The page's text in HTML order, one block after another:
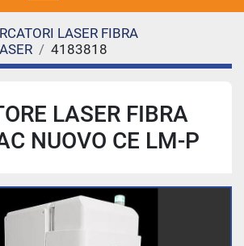
LASER FIBRA
4183818
LASER FIBRA
NUOVO CE LM-P